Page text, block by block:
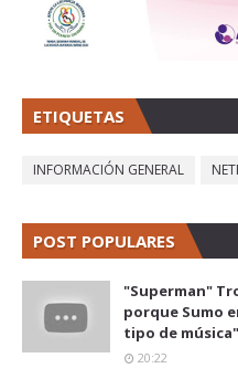
ETIQUETAS
INFORMACIÓN GENERAL
POST POPULARES
"Superman"
porque Sumo
tipo de música"
20:22